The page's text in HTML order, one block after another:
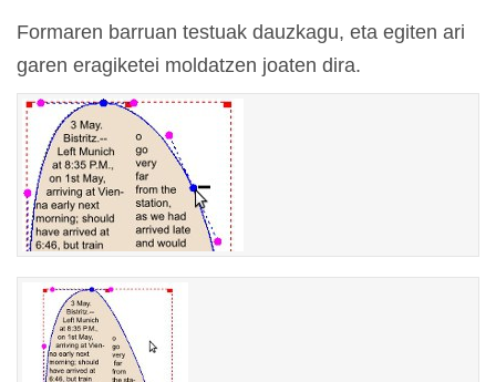
Formaren barruan testuak dauzkagu, eta egiten ari
garen eragiketei moldatzen joaten dira.